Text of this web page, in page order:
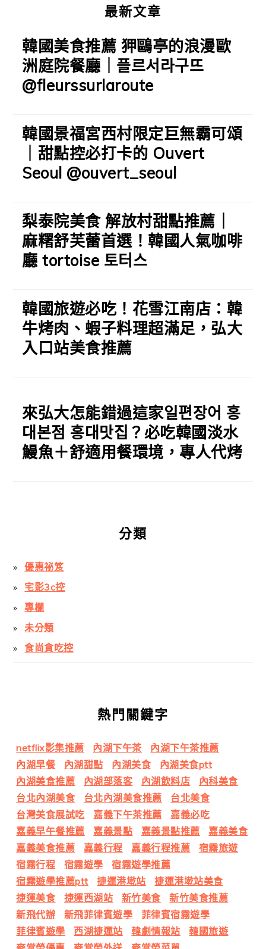
最新文章
韓國美食推薦 狎鷗亭的浪漫歐
洲庭院餐廳｜플르서라구뜨
@fleurssurlaroute
韓國景福宮西村限定巨無霸可頌
｜甜點控必打卡的 Ouvert
Seoul @ouvert_seoul
梨泰院美食 解放村甜點推薦｜
麻糬舒芙蕾首選！韓國人氣咖啡
廳 tortoise 토터스
韓國旅遊必吃！花雪江南店：韓
牛烤肉、蝦子料理超滿足，弘大
入口站美食推薦
來弘大怎能錯過這家일편장어 홍
대본점 홍대맛집？必吃韓國淡水
鰻魚＋舒適用餐環境，專人代烤
分類
優惠祕笈
宅影3c控
專欄
未分類
食尚貪吃控
熱門關鍵字
netflix影集推薦 內湖下午茶
內湖下午茶推薦
內湖早餐
內湖甜點 內湖美食
內湖美食ptt
內湖美食推薦
內湖部落客 內湖飲料店
內科美食
台北內湖美食
台北內湖美食推薦
台北美食
台灣美食展試吃
嘉義下午茶推薦
嘉義必吃
嘉義早午餐推薦
嘉義景點 嘉義景點推薦
嘉義美食
嘉義美食推薦
嘉義行程 嘉義行程推薦
宿霧旅遊
宿霧行程
宿霧遊學
宿霧遊學推薦
宿霧遊學推薦ptt
捷運港墘站
捷運港墘站美食
捷運美食
捷運西湖站 新竹美食
新竹美食推薦
新飛代辦
新飛菲律賓遊學
菲律賓宿霧遊學
菲律賓遊學
西湖捷運站 韓劇情報站
韓國旅遊